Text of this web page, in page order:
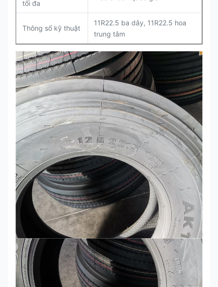
tối đa
Thông số kỹ thuật
11R22.5 ba dây, 11R22.5 hoa
trung tâm